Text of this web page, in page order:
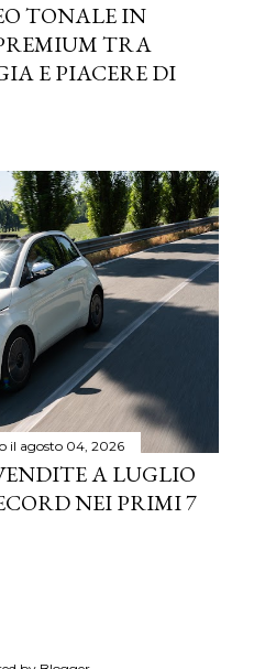
TONALE IN
TRA
E PIACERE DI
il agosto 04, 2026
A LUGLIO
NEI PRIMI 7